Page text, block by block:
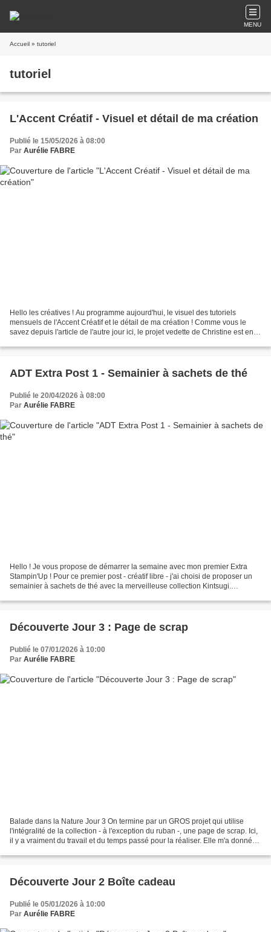
MENU
Accueil » tutoriel
tutoriel
L'Accent Créatif - Visuel et détail de ma création
Publié le 15/05/2026 à 08:00
Par Aurélie FABRE
Hello les créatives ! Au programme aujourd'hui, le visuel des tutoriels
mensuels de l'Accent Créatif et le détail de ma création ! Comme vous le
savez depuis l'article de l'autre jour ici, le projet vedette de Christine est en
ADT Extra Post 1 - Semainier à sachets de thé
Publié le 20/04/2026 à 08:00
Par Aurélie FABRE
Hello ! Je vous propose de démarrer la semaine avec mon premier Extra
Stampin'Up ! Pour ce premier post - créatif libre - j'ai choisi de proposer un
semainier à sachets de thé avec la merveilleuse collection Kintsugi.
Découverte Jour 3 : Page de scrap
Publié le 07/01/2026 à 10:00
Par Aurélie FABRE
Balade dans la Nature Jour 3 On termine par un GROS projet qui utilise
l'intégralité de la collection - à l'exception du ruban -, une page de scrap. Ici,
il y a vraiment du travail et du temps passé pour la réaliser. Elle m'a donné
Découverte Jour 2 Boîte cadeau
Publié le 05/01/2026 à 10:00
Par Aurélie FABRE